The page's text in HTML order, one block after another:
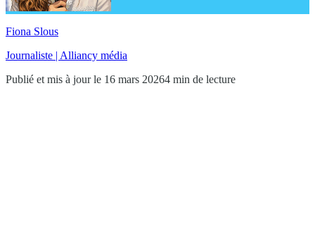
Fiona Slous
Journaliste | Alliancy média
Publié et mis à jour le 16 mars 20264 min de lecture